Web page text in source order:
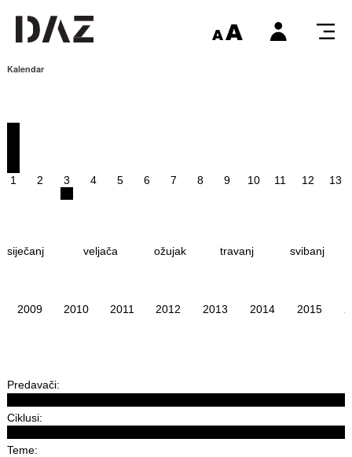
Kalendar
1 2 3 4 5 6 7 8 9 10 11 12 13
siječanj veljača ožujak travanj svibanj
2009 2010 2011 2012 2013 2014 2015
Predavači:
Ciklusi:
Teme: